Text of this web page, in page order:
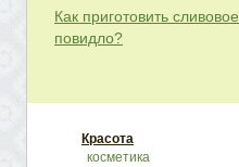
Как приготовить сливовое
повидло?
Красота
косметика